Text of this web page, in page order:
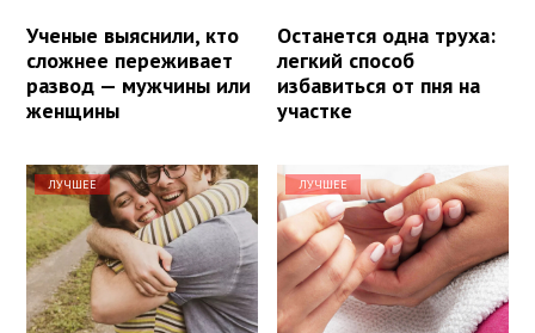
Ученые выяснили, кто
сложнее переживает
развод — мужчины или
женщины
Останется одна труха:
легкий способ
избавиться от пня на
участке
ЛУЧШЕЕ ЛУЧШЕЕ